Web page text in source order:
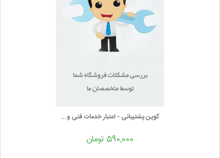
کوپن پشتیبانی - اعتبار خدمات فنی و...
590,000 تومان